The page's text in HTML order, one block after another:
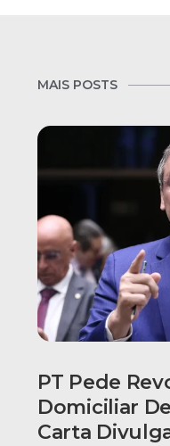
MAIS POSTS
PT Pede
Domiciliar
Carta